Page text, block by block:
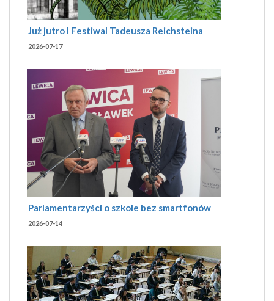
Już jutro I Festiwal Tadeusza Reichsteina
2026-07-17
Parlamentarzyści o szkole bez smartfonów
2026-07-14